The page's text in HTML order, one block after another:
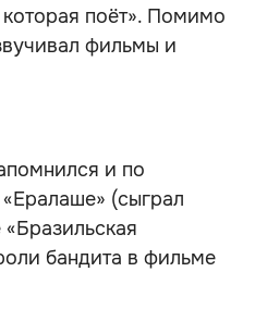
поёт». Помимо
фильмы и
и по
(сыграл
бандита в фильме